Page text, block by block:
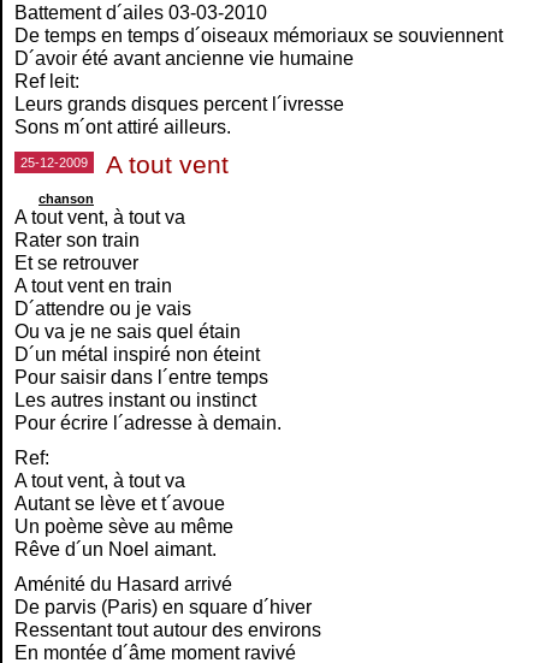
Battement d´ailes 03-03-2010
De temps en temps d´oiseaux mémoriaux se souviennent
D´avoir été avant ancienne vie humaine
Ref leit:
Leurs grands disques percent l´ivresse
Sons m´ont attiré ailleurs.
25-12-2009 A tout vent
chanson
A tout vent, à tout va
Rater son train
Et se retrouver
A tout vent en train
D´attendre ou je vais
Ou va je ne sais quel étain
D´un métal inspiré non éteint
Pour saisir dans l´entre temps
Les autres instant ou instinct
Pour écrire l´adresse à demain.
Ref:
A tout vent, à tout va
Autant se lève et t´avoue
Un poème sève au même
Rêve d´un Noel aimant.
Aménité du Hasard arrivé
De parvis (Paris) en square d´hiver
Ressentant tout autour des environs
En montée d´âme moment ravivé